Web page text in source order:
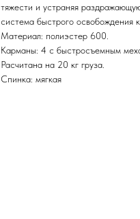
тяжести и устраняя
система быстрого освобождения
Материал: полиэстер 600.
Карманы: 4 с быстросъемным
Расчитана на 20 кг груза.
Спинка: мягкая